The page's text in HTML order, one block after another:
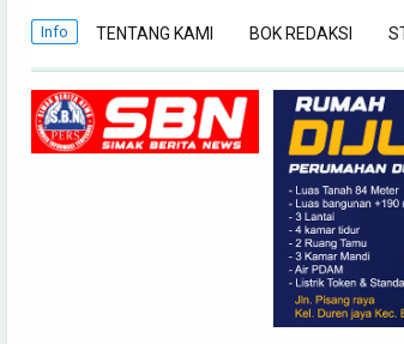
Info TENTANG KAMI BOK REDAKSI